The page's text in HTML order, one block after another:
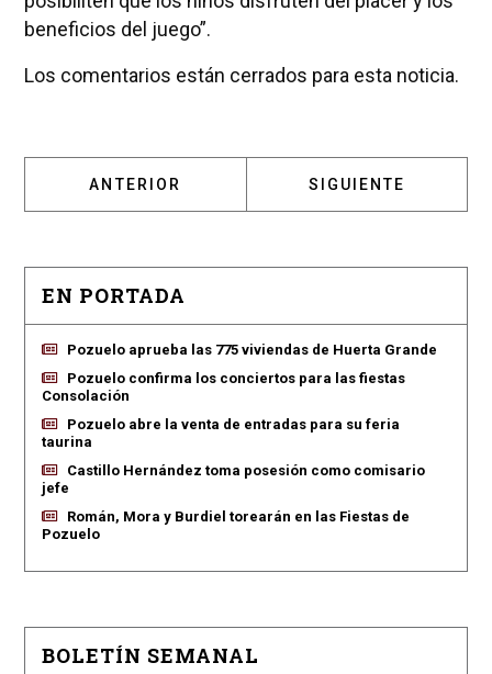
beneficios del juego”.
Los comentarios están cerrados para esta noticia.
ARTÍCULO ANTERIOR: POZUELO DE
ANTERIOR ARTÍCULO
SIGUIENTE
EN PORTADA
Pozuelo aprueba las 775 viviendas de Huerta Grande
Pozuelo confirma los conciertos para las fiestas
Consolación
Pozuelo abre la venta de entradas para su feria
taurina
Castillo Hernández toma posesión como comisario
jefe
Román, Mora y Burdiel torearán en las Fiestas de
Pozuelo
BOLETÍN SEMANAL